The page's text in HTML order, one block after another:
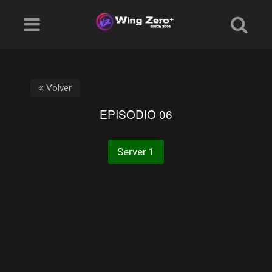
Volver
EPISODIO 06
Server 1